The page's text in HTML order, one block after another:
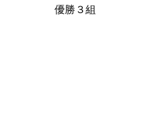
優勝３組